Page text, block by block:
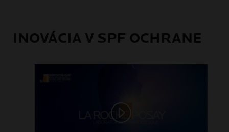
INOVÁCIA V SPF OCHRANE
Play video